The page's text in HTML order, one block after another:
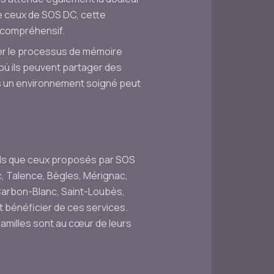
de SOS DC, cette
le processus de mémoire
ils peuvent partager des
environnement soigné peut
que ceux proposés par SOS
Talence, Bègles, Mérignac,
Blanc, Saint-Loubès,
bénéficier de ces services.
sont au cœur de leurs